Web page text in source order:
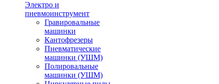
Электро и
пневмоинструмент
Гравировальные
машинки
Кантофрезеры
Пневматические
машинки (УШМ)
Полировальные
машинки (УШМ)